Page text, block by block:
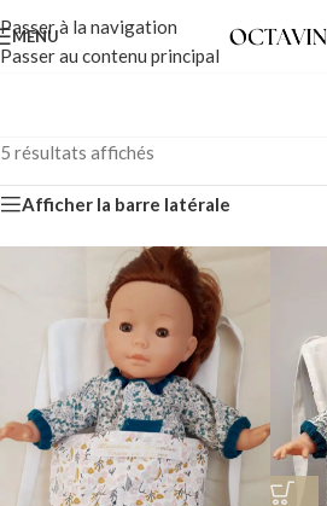
Passer à la navigation
Passer au contenu principal
MENU
5 résultats affichés
Afficher la barre latérale